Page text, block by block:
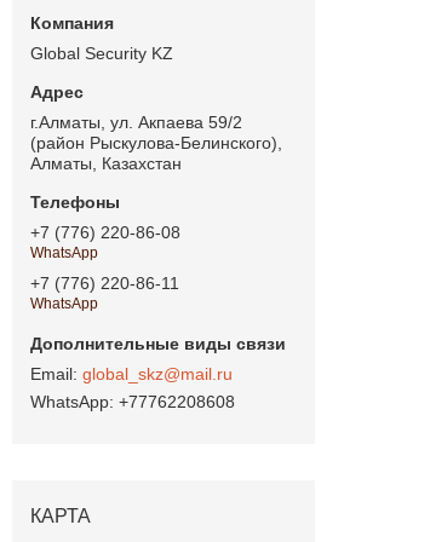
Global Security KZ
г.Алматы, ул. Акпаева 59/2
(район Рыскулова-Белинского),
Алматы, Казахстан
+7 (776) 220-86-08
WhatsApp
+7 (776) 220-86-11
WhatsApp
global_skz@mail.ru
+77762208608
КАРТА